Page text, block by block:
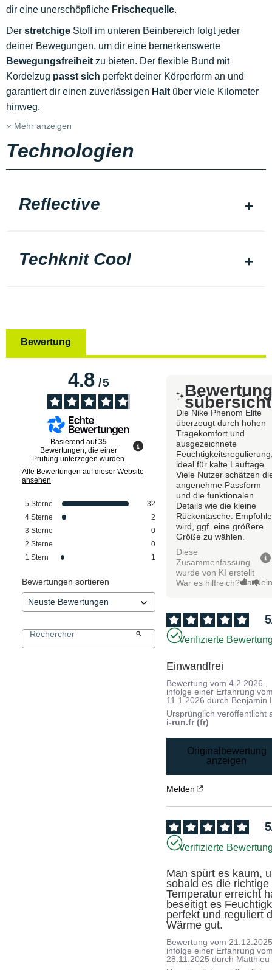
dir eine unerschöpfliche Frischequelle.
Der stretchige Stoff im unteren Beinbereich folgt jeder
deiner Bewegungen, um dir eine bemerkenswerte
Bewegungsfreiheit zu bieten. Der flexible Bund mit
Kordelzug passt sich perfekt deiner Körperform an und
garantiert dir einen zuverlässigen Halt über viele Kilometer
hinweg.
Mehr anzeigen
Technologien
Reflective
Techknit Cool
Bewertung
4.8/5
Basierend auf35
Bewertungen, die einer
Prüfung unterzogen wurden
Alle Bewertungen auf dieser Website
ansehen
5 Sterne
32
4 Sterne
2
3 Sterne
0
2 Sterne
0
1 Stern 1
Bewertungen sortieren
sübersicht
Die Nike Phenom Elite
überzeugt durch hohen
Tragekomfort und
ausgezeichnete
ideal für kalte Lauftage.
Viele Nutzer schätzen
angenehme Passform
und die funktionalen
Details wie die kleine
Rückentasche.
wird, ggf. eine größere
Größe zu wählen.
Diese
Zusammenfassung
wurde von KI erstellt
War es hilfreich? Ja
5
Verifizierte
Einwandfrei
Bewertung vom4.2.2026
infolge einer Erfahrung
11.1.2026 durch Benjamin
Ursprünglich veröffentlicht
i-run.fr (fr)
Originalbewertung
anzeigen
Melden
5
Verifizierte
Man spürt es kaum,
sobald es die richtige
Temperatur erreicht
beseitigt es
perfekt und reguliert
Wärme gut.
Bewertung vom
infolge einer Erfahrung
28.11.2025 durch Matthieu